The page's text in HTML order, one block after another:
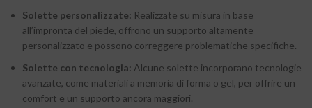
Solette personalizzate: Realizzate su misura in base
all’impronta del piede, offrono un supporto altamente
personalizzato e possono correggere problematiche specifiche.
Solette con tecnologia: Alcune solette incorporano tecnologie
avanzate, come materiali a memoria di forma o gel, per offrire un
comfort e un supporto ancora maggiori.